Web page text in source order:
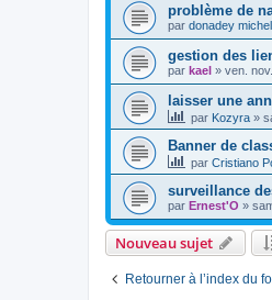
problème de
par donadey michel
gestion des
par kael » ven.
laisser une
par Kozyra »
Banner de
par Cristiano
surveillance
par Ernest'O »
Nouveau sujet
Retourner à l’index du